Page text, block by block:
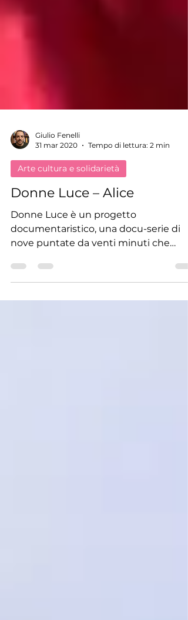
31 mar 2020
Tempo di lettura: 2 min
Arte cultura e solidarietà
Donne Luce – Alice
Donne Luce è un progetto
documentaristico, una docu-serie di
nove puntate da venti minuti che